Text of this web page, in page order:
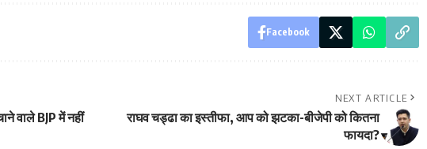
Facebook
वाले BJP में नहीं
NEXT ARTICLE
राघव चड्ढा का इस्तीफा, आप को झटका-बीजेपी को कितना
फायदा?